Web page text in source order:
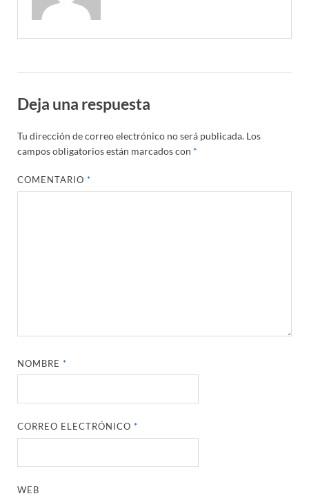
Deja una respuesta
Tu dirección de correo electrónico no será publicada. Los
campos obligatorios están marcados con *
COMENTARIO*
NOMBRE*
CORREO ELECTRÓNICO*
WEB